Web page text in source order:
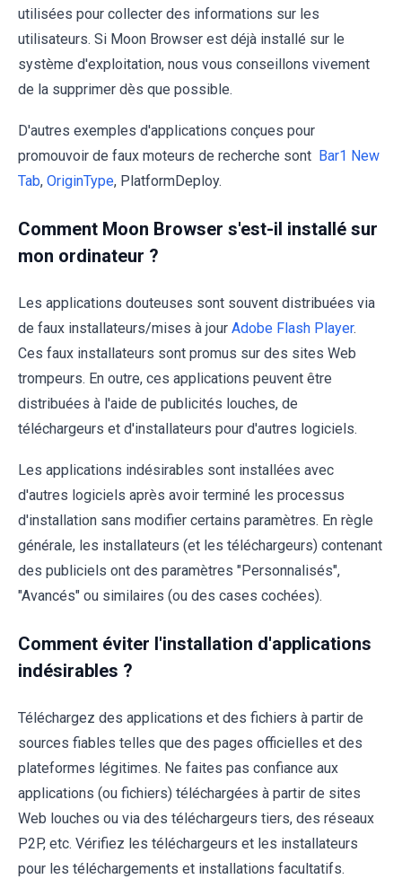
utilisées pour collecter des informations sur les
utilisateurs. Si Moon Browser est déjà installé sur le
système d'exploitation, nous vous conseillons vivement
de la supprimer dès que possible.
D'autres exemples d'applications conçues pour
promouvoir de faux moteurs de recherche sont Bar1 New
Tab, OriginType, PlatformDeploy.
Comment Moon Browser s'est-il installé sur
mon ordinateur ?
Les applications douteuses sont souvent distribuées via
de faux installateurs/mises à jour Adobe Flash Player.
Ces faux installateurs sont promus sur des sites Web
trompeurs. En outre, ces applications peuvent être
distribuées à l'aide de publicités louches, de
téléchargeurs et d'installateurs pour d'autres logiciels.
Les applications indésirables sont installées avec
d'autres logiciels après avoir terminé les processus
d'installation sans modifier certains paramètres. En règle
générale, les installateurs (et les téléchargeurs) contenant
des publiciels ont des paramètres "Personnalisés",
"Avancés" ou similaires (ou des cases cochées).
Comment éviter l'installation d'applications
indésirables ?
Téléchargez des applications et des fichiers à partir de
sources fiables telles que des pages officielles et des
plateformes légitimes. Ne faites pas confiance aux
applications (ou fichiers) téléchargées à partir de sites
Web louches ou via des téléchargeurs tiers, des réseaux
P2P, etc. Vérifiez les téléchargeurs et les installateurs
pour les téléchargements et installations facultatifs.